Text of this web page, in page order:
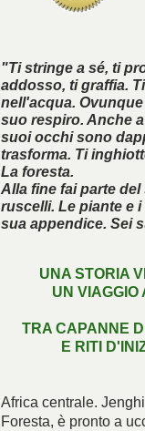
È
"Ti stringe a sé, ti
addosso, ti graffia.
nell'acqua.
suo respiro. Anche
suoi occhi sono
trasforma. Ti
La foresta.
Alla fine fai parte
ruscelli. Le piante e
sua appendice. Sei
UNA STORIA
UN VIAGGIO
TRA CAPANNE
E RITI
Africa centrale.
Foresta, è pronto a